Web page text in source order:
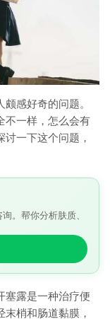
感好奇的问题。
不一样，怎么会有
一下这个问题，
。帮你分析肤质、
塞露是一种治疗便
梢和肠道黏膜，